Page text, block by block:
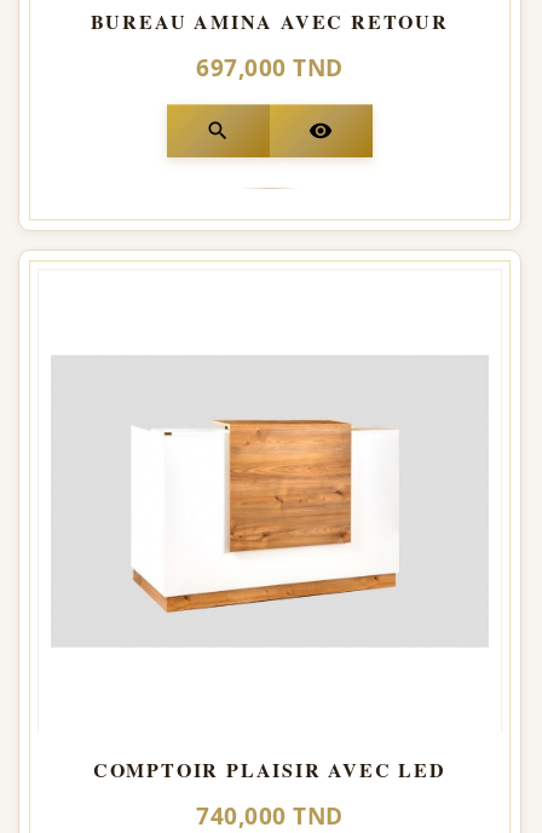
BUREAU AMINA AVEC RETOUR
697,000 TND
search visibility
COMPTOIR PLAISIR AVEC LED
740,000 TND